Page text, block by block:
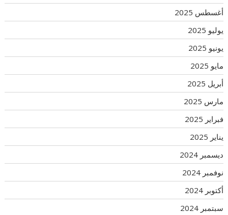
أغسطس 2025
يوليو 2025
يونيو 2025
مايو 2025
أبريل 2025
مارس 2025
فبراير 2025
يناير 2025
ديسمبر 2024
نوفمبر 2024
أكتوبر 2024
سبتمبر 2024